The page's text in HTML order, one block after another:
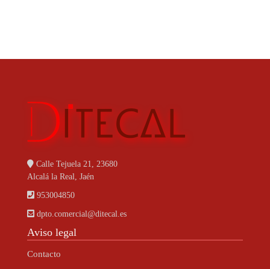
Calle Tejuela 21, 23680
Alcalá la Real, Jaén
953004850
dpto.comercial@ditecal.es
Aviso legal
Contacto